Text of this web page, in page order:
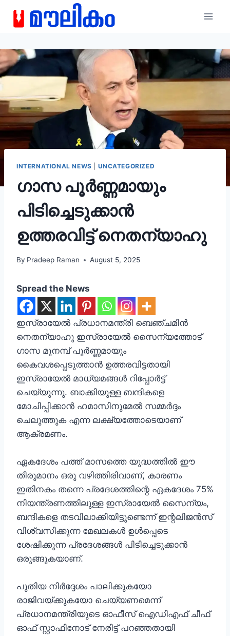
INTERNATIONAL NEWS UNCATEGORIZED
ഗാസ പൂർണ്ണമായും
പിടിച്ചെടുക്കാൻ
ഉത്തരവിട്ട് നെതന്യാഹു
By Pradeep Raman August 5, 2025
Spread the News
ഇസ്രായേൽ പ്രധാനമന്ത്രി ബെഞ്ചമിൻ
നെതന്യാഹു ഇസ്രായേൽ സൈന്യത്തോട്
ഗാസ മുനമ്പ് പൂർണ്ണമായും
കൈവശപ്പെടുത്താൻ ഉത്തരവിട്ടതായി
ഇസ്രായേൽ മാധ്യമങ്ങൾ റിപ്പോർട്ട്
ചെയ്യുന്നു. ബാക്കിയുള്ള ബന്ദികളെ
മോചിപ്പിക്കാൻ ഹമാസിനുമേൽ സമ്മർദ്ദം
ചെലുത്തുക എന്ന ലക്ഷ്യത്തോടെയാണ്
ആക്രമണം.
ഏകദേശം പത്ത് മാസത്തെ യുദ്ധത്തിൽ ഈ
തീരുമാനം ഒരു വഴിത്തിരിവാണ്, കാരണം
ഇതിനകം തന്നെ പ്രദേശത്തിന്റെ ഏകദേശം 75%
നിയന്ത്രണത്തിലുള്ള ഇസ്രായേൽ സൈന്യം,
ബന്ദികളെ തടവിലാക്കിയിട്ടുണ്ടെന്ന് ഇന്റലിജൻസ്
വിശ്വസിക്കുന്ന മേഖലകൾ ഉൾപ്പെടെ
ശേഷിക്കുന്ന പ്രദേശങ്ങൾ പിടിച്ചെടുക്കാൻ
ഒരുങ്ങുകയാണ്.
പുതിയ നിർദ്ദേശം പാലിക്കുകയോ
രാജിവയ്ക്കുകയോ ചെയ്യണമെന്ന്
പ്രധാനമന്ത്രിയുടെ ഓഫീസ് ഐഡിഎഫ് ചീഫ്
ഓഫ് സ്റ്റാഫിനോട് നേരിട്ട് പറഞ്ഞതായി